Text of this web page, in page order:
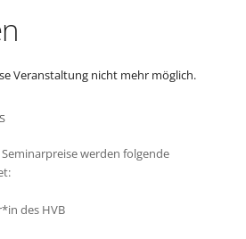
Veranstaltung nicht mehr möglich.
werden folgende
des HVB